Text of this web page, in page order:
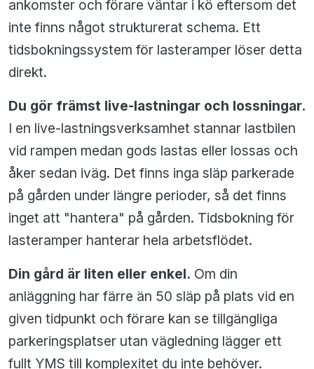
ankomster och förare väntar i kö eftersom det
inte finns något strukturerat schema. Ett
tidsbokningssystem för lasteramper löser detta
direkt.
Du gör främst live-lastningar och lossningar.
I en live-lastningsverksamhet stannar lastbilen
vid rampen medan gods lastas eller lossas och
åker sedan iväg. Det finns inga släp parkerade
på gården under längre perioder, så det finns
inget att "hantera" på gården. Tidsbokning för
lasteramper hanterar hela arbetsflödet.
Din gård är liten eller enkel. Om din
anläggning har färre än 50 släp på plats vid en
given tidpunkt och förare kan se tillgängliga
parkeringsplatser utan vägledning lägger ett
fullt YMS till komplexitet du inte behöver.